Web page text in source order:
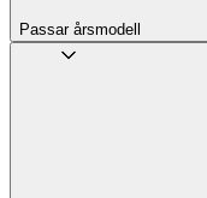
Passar årsmodell